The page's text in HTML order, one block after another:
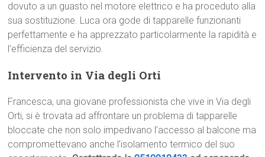
dovuto a un guasto nel motore elettrico e ha proceduto alla
sua sostituzione. Luca ora gode di tapparelle funzionanti
perfettamente e ha apprezzato particolarmente la rapidità e
l’efficienza del servizio.
Intervento in Via degli Orti
Francesca, una giovane professionista che vive in Via degli
Orti, si è trovata ad affrontare un problema di tapparelle
bloccate che non solo impedivano l’accesso al balcone ma
compromettevano anche l’isolamento termico del suo